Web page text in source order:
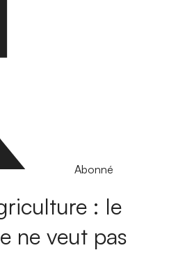
Abonné
: le
ne veut pas